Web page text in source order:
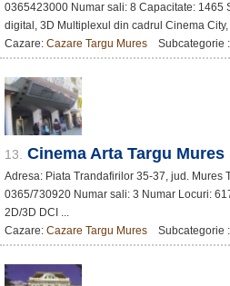
0365423000 Numar sali: 8 Capacitate: 1465
digital, 3D Multiplexul din cadrul Cinema City,
Cazare: Cazare Targu Mures Subcategorie :
13. Cinema Arta Targu Mures
Adresa: Piata Trandafirilor 35-37, jud. Mures
0365/730920 Numar sali: 3 Numar Locuri:
2D/3D DCI ...
Cazare: Cazare Targu Mures Subcategorie :